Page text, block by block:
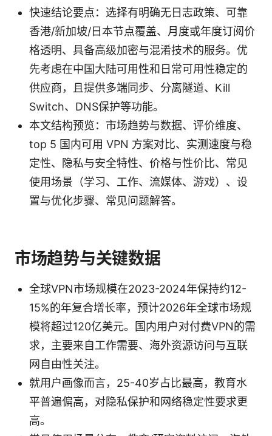
快速结论要点：选择有明确无日志政策、可靠
香港/新加坡/日本节点覆盖、月度或年度订阅价
格透明、具备高级加密与混淆技术的服务。优
先考虑在中国大陆可用性和日常可用性稳定的
供应商，且提供多端同步、分离隧道、Kill
Switch、DNS保护等功能。
本文结构预览：市场趋势与数据、评价维度、
top 5 国内可用 VPN 方案对比、实测速度与稳
定性、隐私与安全特性、价格与性价比、常见
使用场景（学习、工作、流媒体、游戏）、设
置与优化步骤、常见问题解答。
市场趋势与关键数据
全球VPN市场规模在2023-2024年保持约12-
15%的年复合增长率，预计2026年全球市场规
模将超过120亿美元。国内用户对付费VPN的需
求，主要来自工作需要、海外资源访问与互联
网自由性关注。
就用户画像而言，25-40岁占比最高，教育水
平普遍偏高，对隐私保护和网络稳定性要求更
高。